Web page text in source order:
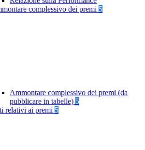
complessivo dei premi 5
Ammontare complessivo dei premi (da
pubblicare in tabelle) 5
relativi ai premi 5